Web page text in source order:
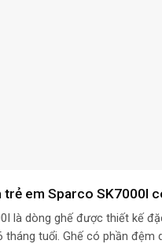
trẻ em Sparco SK7000I
là dòng ghế được thiết kế
tháng tuổi. Ghế có phần đệm